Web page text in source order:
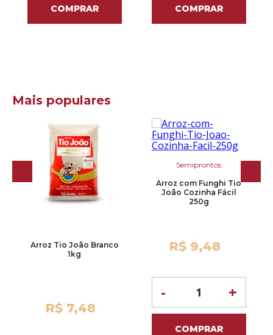
COMPRAR COMPRAR
Mais populares
Arroz Tio João Branco
1kg
R$ 7,48
Semiprontos
Arroz com Funghi Tio
João Cozinha Fácil
250g
R$ 9,48
+
-
COMPRAR